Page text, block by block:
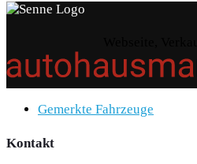
Gemerkte Fahrzeuge
Kontakt